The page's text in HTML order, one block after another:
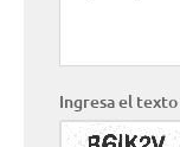
Ingresa el texto